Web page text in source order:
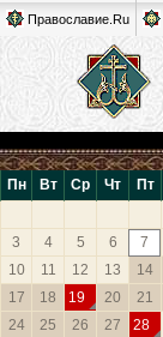
Православие.Ru
Пн Вт Ср Чт Пт
3
4 5 6 7
10
11 12 13 14
17
18 19 20 21
24
25 26 27 28